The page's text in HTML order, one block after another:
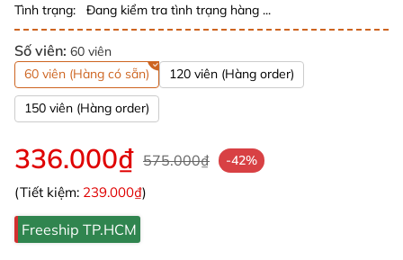
Tình trạng:
Đang kiểm tra tình trạng hàng ...
Số viên: 60 viên
60 viên (Hàng có sẵn)
120 viên (Hàng order)
150 viên (Hàng order)
336.000₫ 575.000₫ -42%
(Tiết kiệm: 239.000₫)
Freeship TP.HCM